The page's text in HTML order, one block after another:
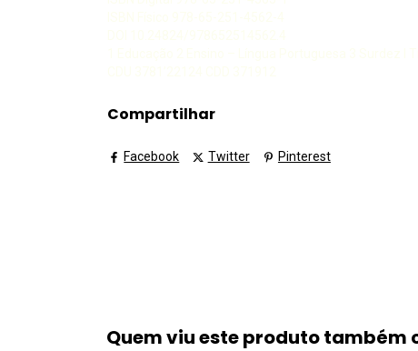
Compartilhar
Facebook Twitter Pinterest
Quem viu este produto também